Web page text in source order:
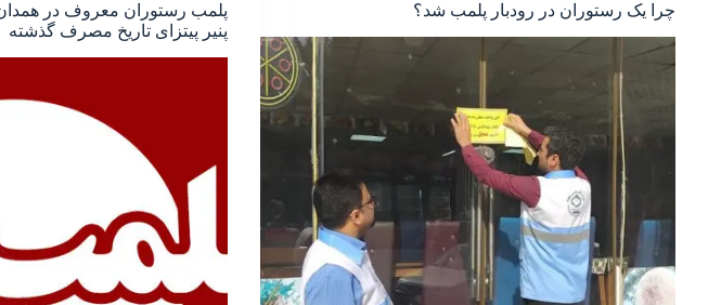
چرا یک رستوران در رودبار پلمب شد؟
پنیر پیتزای تاریخ مصرف گذشته